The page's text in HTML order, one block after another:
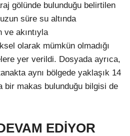
gölünde bulunduğu belirtilen
süre su altında
ve akıntıyla
olarak mümkün olmadığı
yer verildi. Dosyada ayrıca,
aynı bölgede yaklaşık 14
bir makas bulunduğu bilgisi de
EDİYOR